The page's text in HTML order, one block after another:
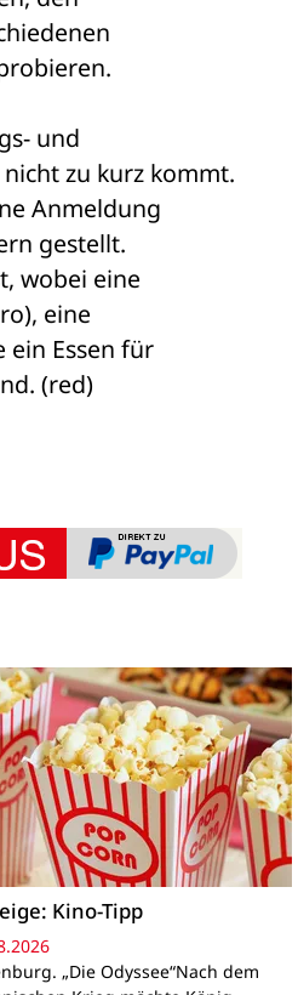
und
zu kurz kommt.
Anmeldung
gestellt.
wobei eine
eine
ein Essen für
(red)
Kino-Tipp
„Die Odyssee“Nach dem